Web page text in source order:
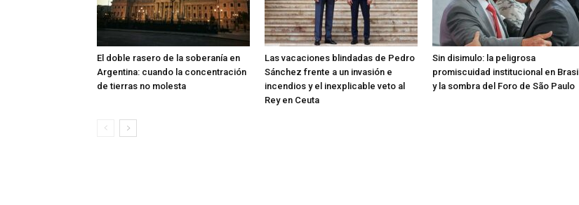
El doble rasero de la soberanía en
Argentina: cuando la concentración
de tierras no molesta
Las vacaciones blindadas de Pedro
Sánchez frente a un invasión e
incendios y el inexplicable veto al
Rey en Ceuta
Sin disimulo: la peligrosa
promiscuidad institucional en Brasil
y la sombra del Foro de São Paulo